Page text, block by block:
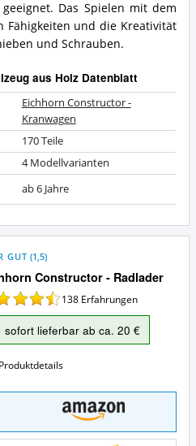
Das Spielen mit dem
Fähigkeiten und die Kreativität
und Schrauben.
aus Holz Datenblatt
Eichhorn Constructor -
Kranwagen
170 Teile
4 Modellvarianten
ab 6 Jahre
Constructor - Radlader
GUT (1,5)
138 Erfahrungen
sofort lieferbar ab ca. 20 €
Produktdetails